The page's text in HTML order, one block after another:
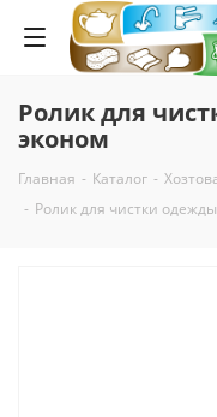
Ролик для
эконом
Главная - Каталог -
- Ролик для чистки